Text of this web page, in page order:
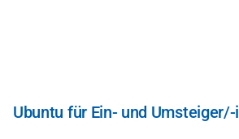
Ubuntu für Ein- und Umsteiger/-